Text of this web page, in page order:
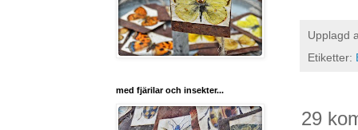
Upplagd
Etiketter:
29
med fjärilar och insekter...